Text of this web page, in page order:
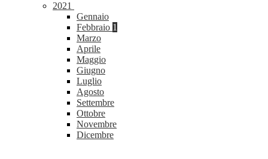
2021
Gennaio
Febbraio 1
Marzo
Aprile
Maggio
Giugno
Luglio
Agosto
Settembre
Ottobre
Novembre
Dicembre